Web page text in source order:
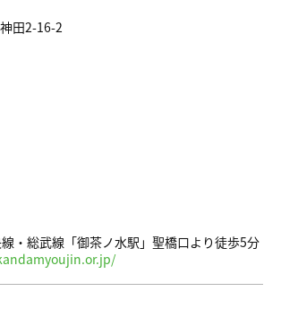
田2-16-2
・総武線「御茶ノ水駅」聖橋口より徒歩5分